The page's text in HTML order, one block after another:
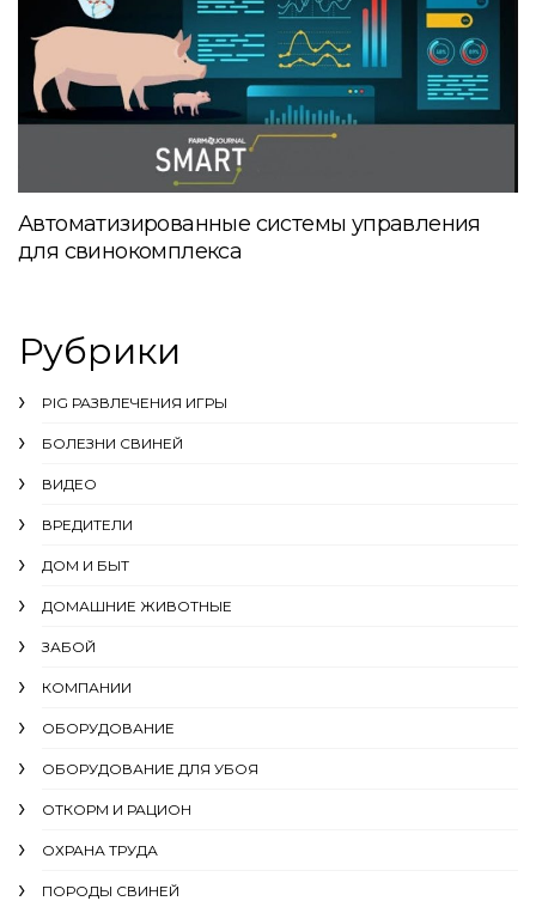
Автоматизированные системы управления
для свинокомплекса
Рубрики
PIG РАЗВЛЕЧЕНИЯ ИГРЫ
БОЛЕЗНИ СВИНЕЙ
ВИДЕО
ВРЕДИТЕЛИ
ДОМ И БЫТ
ДОМАШНИЕ ЖИВОТНЫЕ
ЗАБОЙ
КОМПАНИИ
ОБОРУДОВАНИЕ
ОБОРУДОВАНИЕ ДЛЯ УБОЯ
ОТКОРМ И РАЦИОН
ОХРАНА ТРУДА
ПОРОДЫ СВИНЕЙ